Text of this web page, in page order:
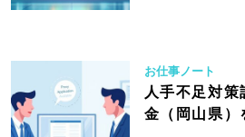
お仕事ノート
人手不足対
金（岡山県）